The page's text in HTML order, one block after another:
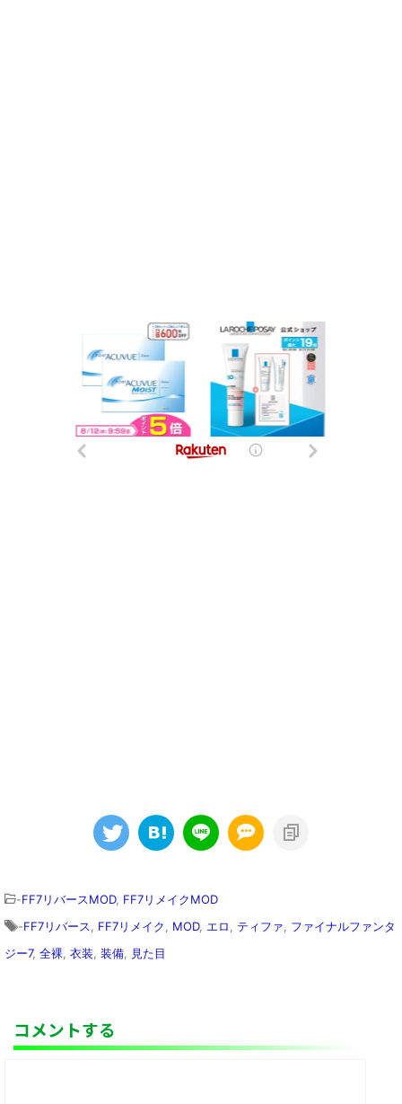
-FF7リバースMOD, FF7リメイクMOD
-FF7リバース FF7リメイク MOD, エロ ティファ
ファイナルファンタ
ジー7, 全裸 衣装 装備 見た目
コメントする